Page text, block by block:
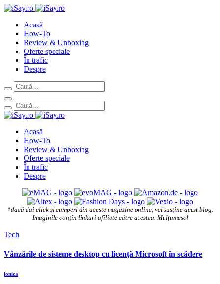
Acasă
How-To
Review & Unboxing
Oferte speciale
În trafic
Despre
Acasă
How-To
Review & Unboxing
Oferte speciale
În trafic
Despre
*dacă dai click și cumperi din aceste magazine online, vei susține acest blog.
Imaginile conțin linkuri afiliate către acestea. Mulțumesc!
Tech
Vânzările de sisteme desktop cu licență Microsoft în scădere
ionica